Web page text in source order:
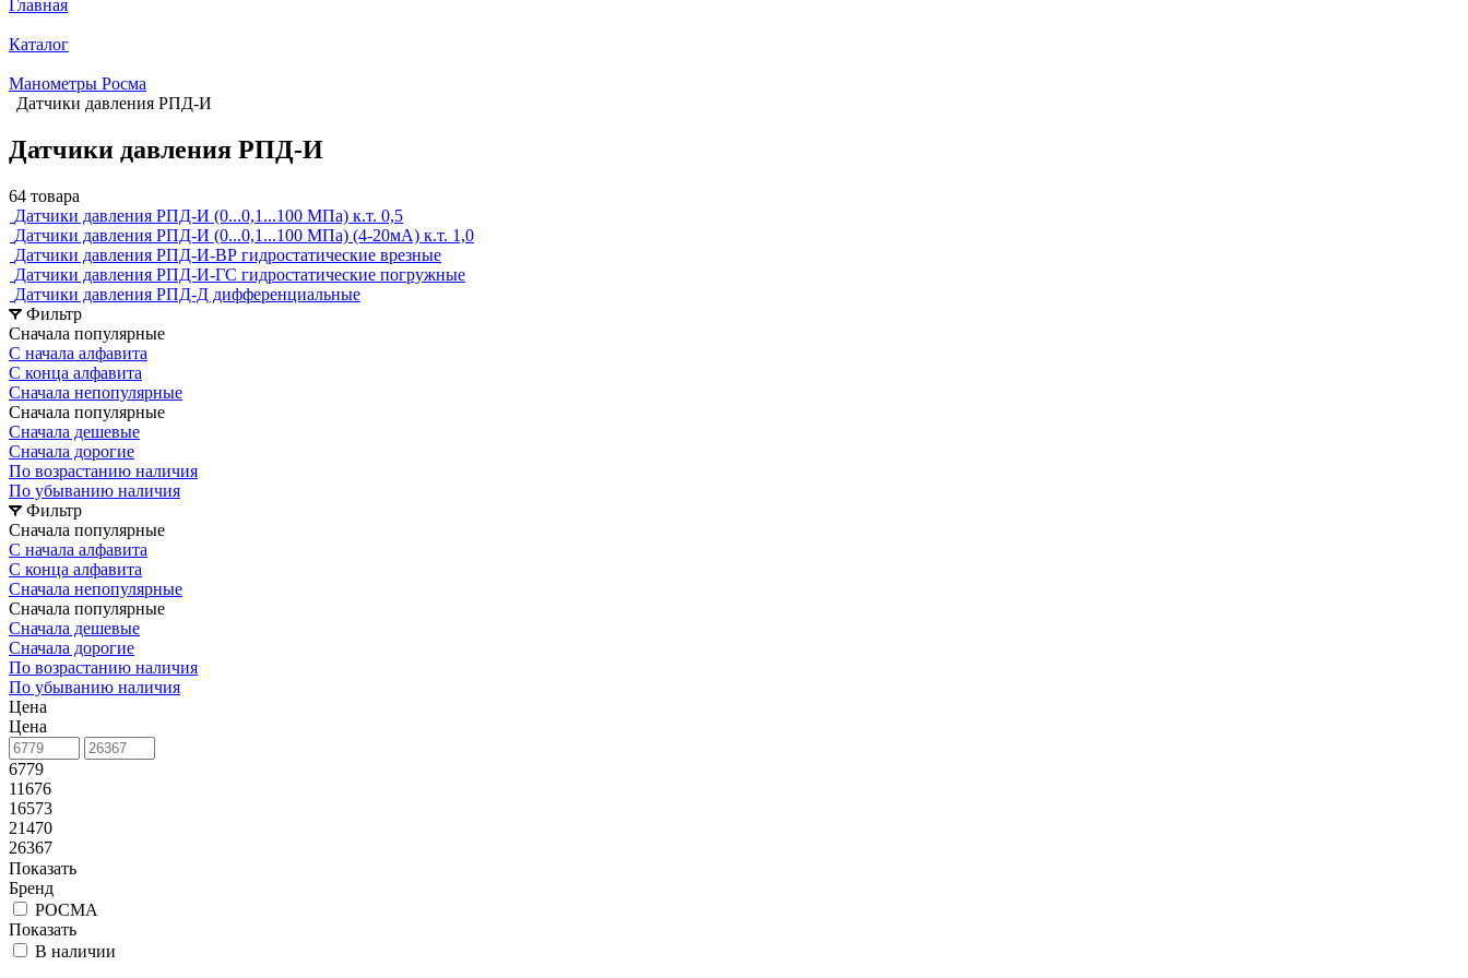
Главная
Каталог
Манометры Росма
Датчики давления РПД-И
Датчики давления РПД-И
64 товара
Датчики давления РПД-И (0...0,1...100 МПа) к.т. 0,5
Датчики давления РПД-И (0...0,1...100 МПа) (4-20мА) к.т. 1,0
Датчики давления РПД-И-ВР гидростатические врезные
Датчики давления РПД-И-ГС гидростатические погружные
Датчики давления РПД-Д диффе­рен­циальные
Фильтр
Сначала популярные
С начала алфавита
С конца алфавита
Сначала непопулярные
Сначала популярные
Сначала дешевые
Сначала дорогие
По возрастанию наличия
По убыванию наличия
Фильтр
Сначала популярные
С начала алфавита
С конца алфавита
Сначала непопулярные
Сначала популярные
Сначала дешевые
Сначала дорогие
По возрастанию наличия
По убыванию наличия
Цена
Цена
6779
11676
16573
21470
26367
Показать
Бренд
РОСМА
Показать
В наличии